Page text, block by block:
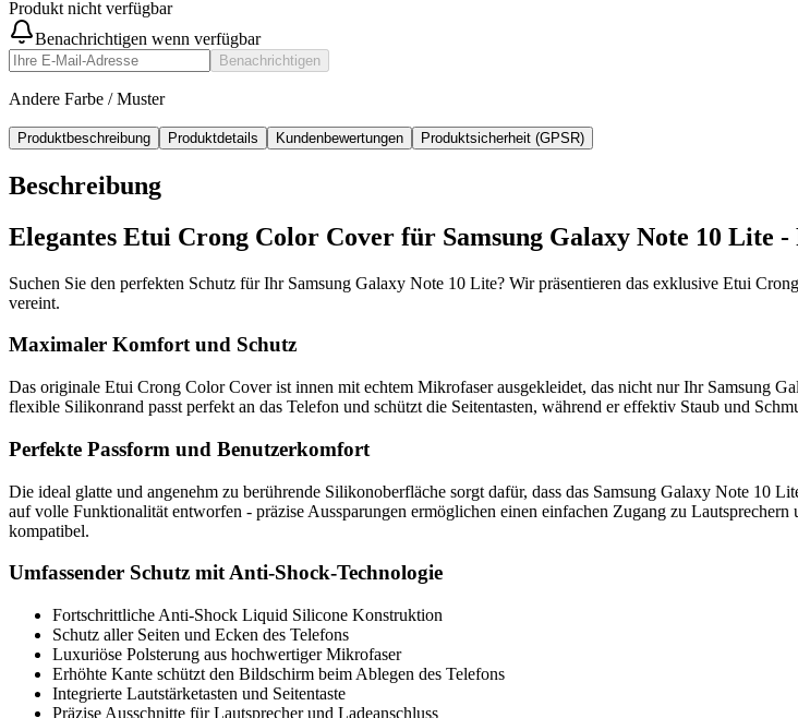
Produkt nicht verfügbar
Benachrichtigen wenn verfügbar
Benachrichtigen
Andere Farbe / Muster
Produktbeschreibung Produktdetails Kundenbewertungen Produktsicherheit (GPSR)
Beschreibung
Elegantes Etui Crong Color Cover für Samsung Galaxy Note 10 Lite -
Suchen Sie den perfekten Schutz für Ihr Samsung Galaxy Note 10 Lite? Wir präsentieren das exklusive Etui
vereint.
Maximaler Komfort und Schutz
Das originale Etui Crong Color Cover ist innen mit echtem Mikrofaser ausgekleidet, das nicht nur Ihr Samsung
flexible Silikonrand passt perfekt an das Telefon und schützt die Seitentasten, während er effektiv Staub und
Perfekte Passform und Benutzerkomfort
Die ideal glatte und angenehm zu berührende Silikonoberfläche sorgt dafür, dass das Samsung Galaxy Note
auf volle Funktionalität entworfen - präzise Aussparungen ermöglichen einen einfachen Zugang zu
kompatibel.
Umfassender Schutz mit Anti-Shock-Technologie
Fortschrittliche Anti-Shock Liquid Silicone Konstruktion
Schutz aller Seiten und Ecken des Telefons
Luxuriöse Polsterung aus hochwertiger Mikrofaser
Erhöhte Kante schützt den Bildschirm beim Ablegen des Telefons
Integrierte Lautstärketasten und Seitentaste
Präzise Ausschnitte für Lautsprecher und Ladeanschluss